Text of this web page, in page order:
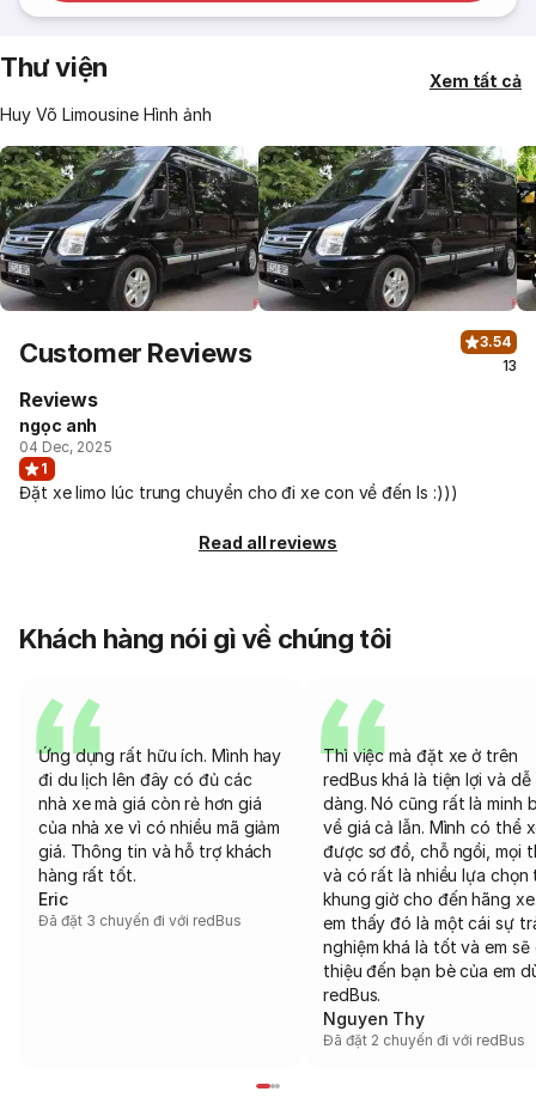
Thư viện
Huy Võ Limousine Hình ảnh
Xem tất cả
Customer Reviews
3.54
13
Reviews
ngọc anh
04 Dec, 2025
1
Đặt xe limo lúc trung chuyển cho đi xe con về đến ls :)))
Read all reviews
Khách hàng nói gì về chúng tôi
Ứng dụng rất hữu ích. Mình hay
đi du lịch lên đây có đủ các
nhà xe mà giá còn rẻ hơn giá
của nhà xe vì có nhiều mã giảm
giá. Thông tin và hỗ trợ khách
hàng rất tốt.
Eric
Đã đặt 3 chuyến đi với redBus
Thì việc mà đặt xe ở trên
redBus khá là tiện lợi và dễ
dàng. Nó cũng rất là minh
về giá cả lẫn. Mình có thể
được sơ đồ, chỗ ngồi, mọi
và có rất là nhiều lựa chọn
khung giờ cho đến hãng
em thấy đó là một cái sự
nghiệm khá là tốt và em sẽ
thiệu đến bạn bè của em
redBus.
Nguyen Thy
Đã đặt 2 chuyến đi với redBus